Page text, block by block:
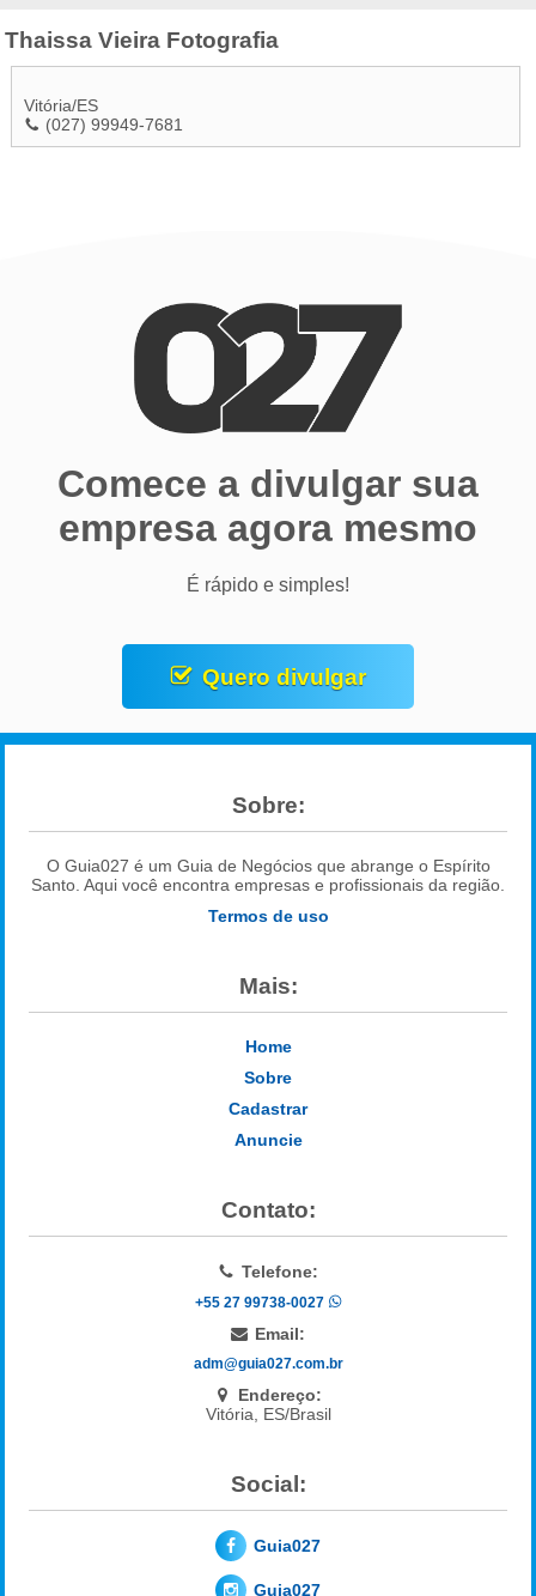
Thaissa Vieira Fotografia
Vitória/ES
(027) 99949-7681
Comece a divulgar sua
empresa agora mesmo
É rápido e simples!
Quero divulgar
Sobre:
O Guia027 é um Guia de Negócios que abrange o Espírito
Santo. Aqui você encontra empresas e profissionais da região.
Termos de uso
Mais:
Home
Sobre
Cadastrar
Anuncie
Contato:
Telefone:
+55 27 99738-0027
Email:
adm@guia027.com.br
Endereço:
Vitória, ES/Brasil
Social:
Guia027
Guia027